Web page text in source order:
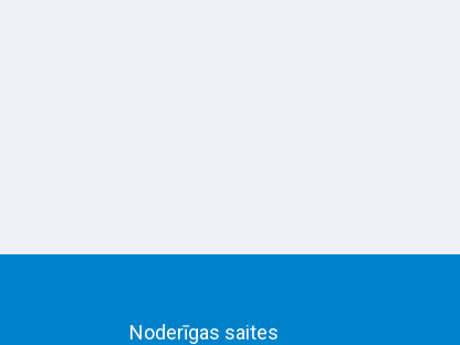
Noderīgas saites